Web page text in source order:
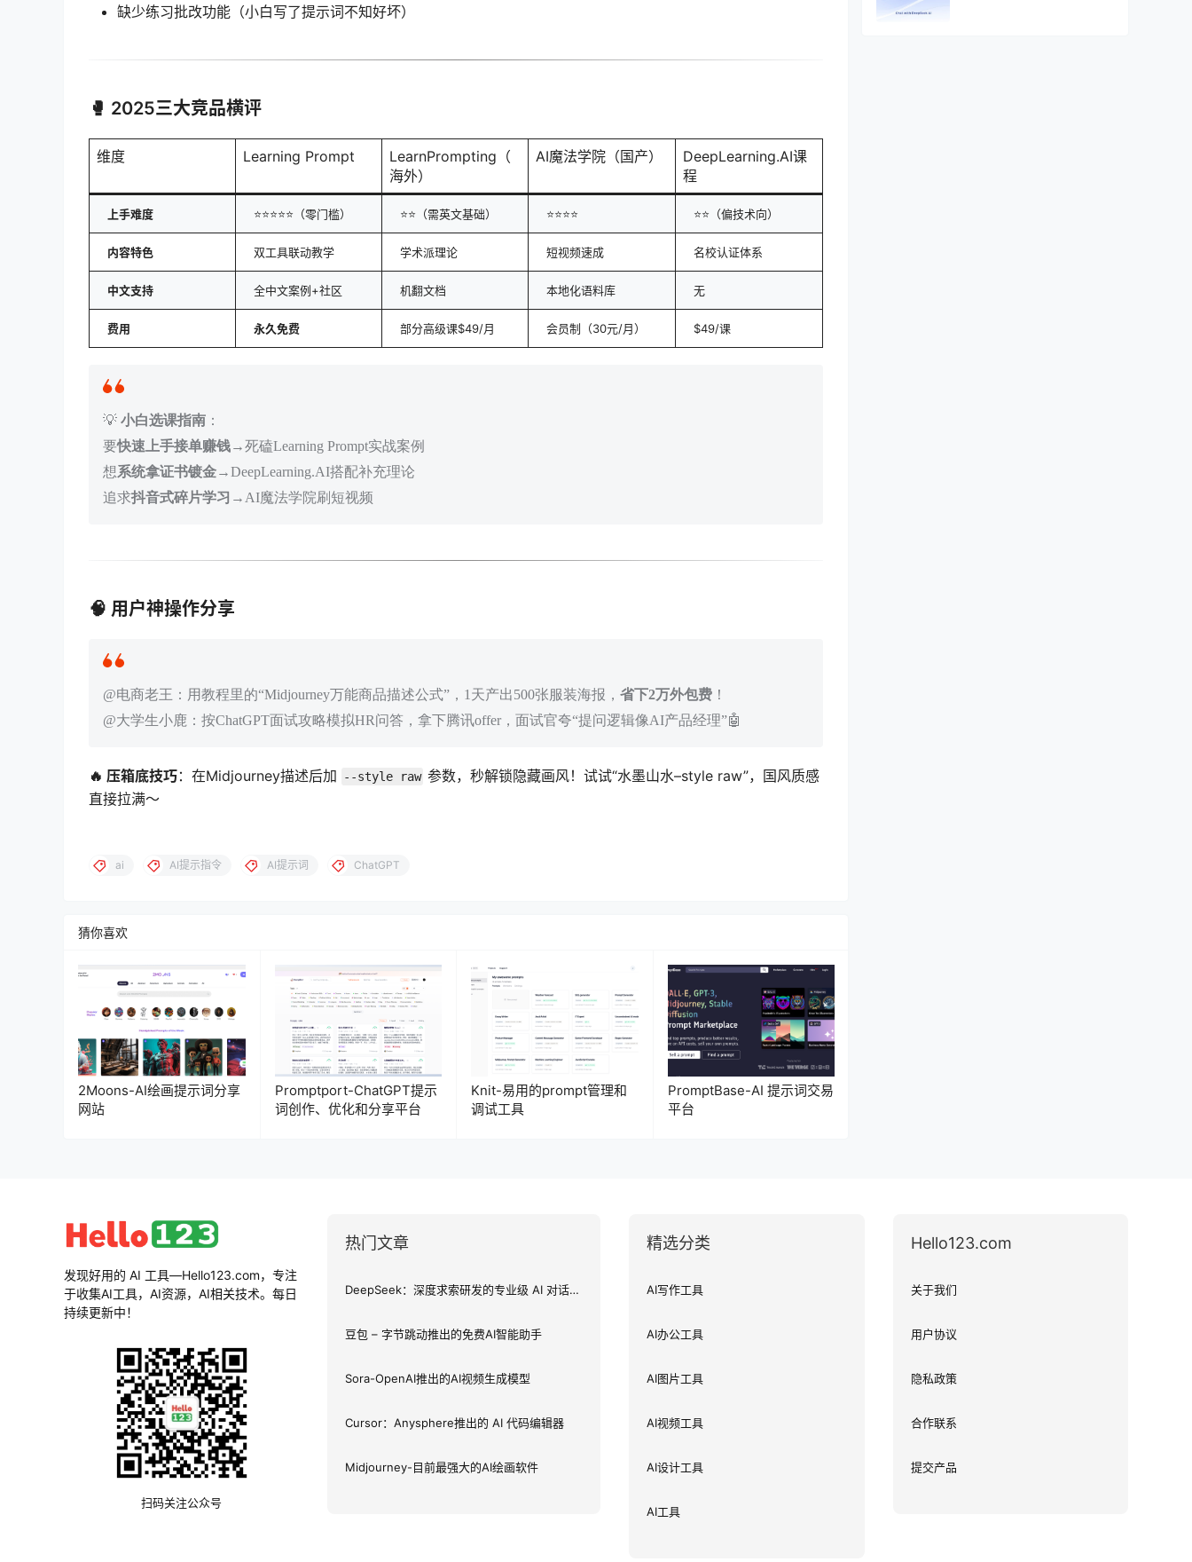
缺少练习批改功能（小白写了提示词不知好坏）
🥊 2025三大竞品横评
维度 Learning Prompt
LearnPrompting（
海外）
AI魔法学院（国产）
DeepLearning.AI课
程
上手难度 ⭐⭐⭐⭐⭐（零门槛） ⭐⭐（需英文基础） ⭐⭐⭐⭐ ⭐⭐（偏技术向）
内容特色 双工具联动教学 学术派理论 短视频速成 名校认证体系
中文支持 全中文案例+社区 机翻文档 本地化语料库 无
费用 永久免费 部分高级课$49/月 会员制（30元/月） $49/课
💡 小白选课指南 ：
要快速上手接单赚钱→死磕Learning Prompt实战案例
想系统拿证书镀金→DeepLearning.AI搭配补充理论
追求抖音式碎片学习 →AI魔法学院刷短视频
🧠 用户神操作分享
@电商老王：用教程里的“Midjourney万能商品描述公式”，1天产出500张服装海报， 省下2万外包费 ！
@大学生小鹿：按ChatGPT面试攻略模拟HR问答，拿下腾讯offer，面试官夸“提问逻辑像AI产品经理”🤖
🔥 压箱底技巧：在Midjourney描述后加 --style raw 参数，秒解锁隐藏画风！试试“水墨山水–style raw”，国风质感
直接拉满～
ai AI提示指令 AI提示词 ChatGPT
猜你喜欢
2Moons-AI绘画提示词分享
网站
Promptport-ChatGPT提示
词创作、优化和分享平台
Knit-易用的prompt管理和
调试工具
PromptBase-AI 提示词交易
平台
发现好用的 AI 工具—Hello123.com，专注
于收集AI工具，AI资源，AI相关技术。每日
持续更新中！
扫码关注公众号
热门文章
DeepSeek：深度求索研发的专业级 AI 对话助手
豆包 – 字节跳动推出的免费AI智能助手
Sora-OpenAI推出的AI视频生成模型
Cursor：Anysphere推出的 AI 代码编辑器
Midjourney-目前最强大的AI绘画软件
精选分类
AI写作工具
AI办公工具
AI图片工具
AI视频工具
AI设计工具
AI工具
Hello123.com
关于我们
用户协议
隐私政策
合作联系
提交产品